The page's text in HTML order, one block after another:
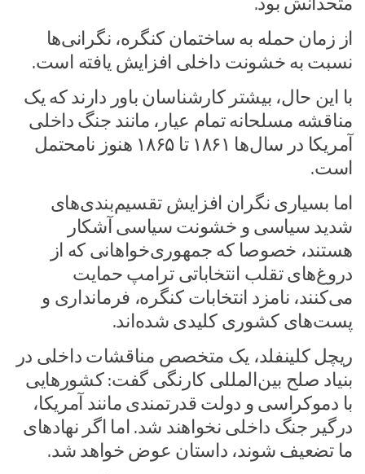
از زمان حمله به ساختمان کنگره، نگرانی‌ها
نسبت به خشونت داخلی افزایش یافته است.
با این حال، بیشتر کارشناسان باور دارند که یک
مناقشه مسلحانه تمام عیار، مانند جنگ داخلی
آمریکا در سال‌ها ۱۸۶۱ تا ۱۸۶۵ هنوز نامحتمل
است.
اما بسیاری نگران افزایش تقسیم‌بندی‌های
شدید سیاسی و خشونت سیاسی آشکار
هستند، خصوصا که جمهوری‌خواهانی که از
دروغ‌های تقلب انتخاباتی ترامپ حمایت
می‌کنند، نامزد انتخابات کنگره، فرمانداری و
پست‌های کشوری کلیدی شده‌اند.
ریچل کلینفلد، یک متخصص مناقشات داخلی در
بنیاد صلح بین‌المللی کارنگی گفت: کشورهایی
با دموکراسی و دولت‌ قدرتمندی مانند آمریکا،
درگیر جنگ داخلی نخواهند شد. اما اگر نهادهای
ما تضعیف شوند، داستان عوض خواهد شد.